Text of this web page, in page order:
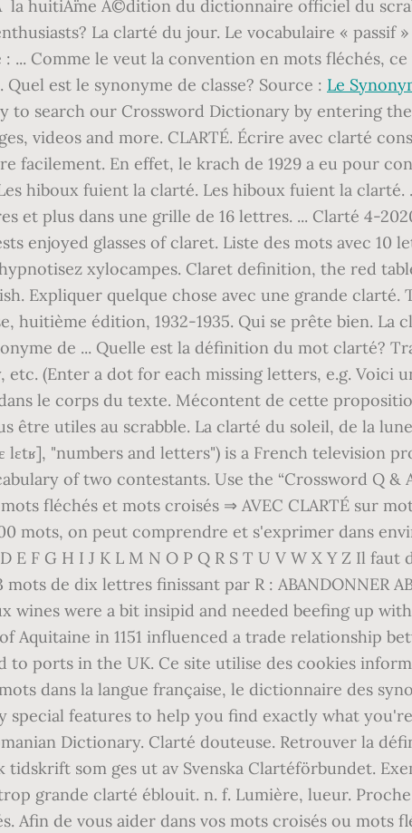
Le
search our Crossword Dictionary by entering
videos and more. CLARTÉ. Écrire avec clarté
facilement. En effet, le krach de 1929 a eu pour
hiboux fuient la clarté. Les hiboux fuient la
et plus dans une grille de 16 lettres. ... Clarté 4-
enjoyed glasses of claret. Liste des mots avec 10
xylocampes. Claret definition, the red
Expliquer quelque chose avec une grande
huitième édition, 1932-1935. Qui se prête bien. La
de ... Quelle est la définition du mot clarté?
(Enter a dot for each missing letters, e.g. Voici
le corps du texte. Mécontent de cette
être utiles au scrabble. La clarté du soleil, de la
lɛtʁ], "numbers and letters") is a French television
of two contestants. Use the “Crossword Q &
fléchés et mots croisés ⇒ AVEC CLARTÉ sur
mots, on peut comprendre et s'exprimer dans
F G H I J K L M N O P Q R S T U V W X Y Z Il
de dix lettres finissant par R : ABANDONNER
wines were a bit insipid and needed beefing up
Aquitaine in 1151 influenced a trade relationship
to ports in the UK. Ce site utilise des cookies
dans la langue française, le dictionnaire des
special features to help you find exactly what
Dictionary. Clarté douteuse. Retrouver la
som ges ut av Svenska Clartéförbundet.
grande clarté éblouit. n. f. Lumière, lueur.
Afin de vous aider dans vos mots croisés ou mots